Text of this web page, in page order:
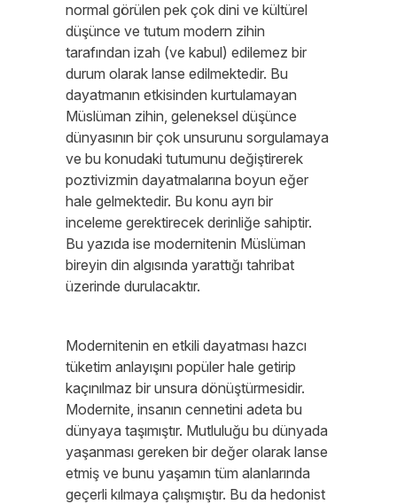
normal görülen pek çok dini ve kültürel
düşünce ve tutum modern zihin
tarafından izah (ve kabul) edilemez bir
durum olarak lanse edilmektedir. Bu
dayatmanın etkisinden kurtulamayan
Müslüman zihin, geleneksel düşünce
dünyasının bir çok unsurunu sorgulamaya
ve bu konudaki tutumunu değiştirerek
poztivizmin dayatmalarına boyun eğer
hale gelmektedir. Bu konu ayrı bir
inceleme gerektirecek derinliğe sahiptir.
Bu yazıda ise modernitenin Müslüman
bireyin din algısında yarattığı tahribat
üzerinde durulacaktır.
Modernitenin en etkili dayatması hazcı
tüketim anlayışını popüler hale getirip
kaçınılmaz bir unsura dönüştürmesidir.
Modernite, insanın cennetini adeta bu
dünyaya taşımıştır. Mutluluğu bu dünyada
yaşanması gereken bir değer olarak lanse
etmiş ve bunu yaşamın tüm alanlarında
geçerli kılmaya çalışmıştır. Bu da hedonist